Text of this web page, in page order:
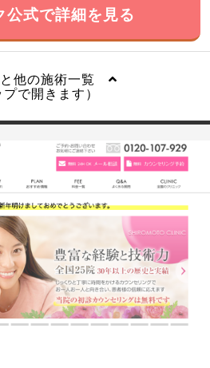
公式で詳細を見る
他の施術一覧
プで開きます）